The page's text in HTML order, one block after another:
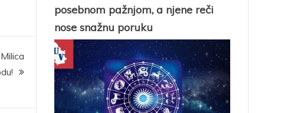
posebnom pažnjom, a njene reči
nose snažnu poruku